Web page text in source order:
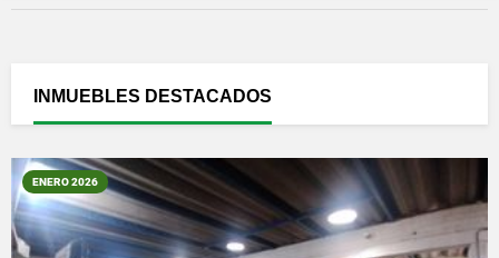
INMUEBLES DESTACADOS
ENERO 2026